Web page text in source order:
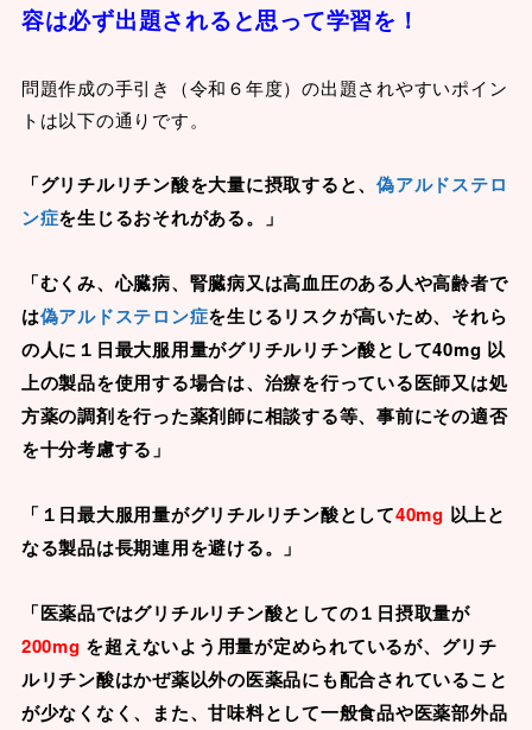
容は必ず出題されると思って学習を！
問題作成の手引き（令和６年度）の出題されやすいポイン
トは以下の通りです。
「グリチルリチン酸を大量に摂取すると、偽アルドステロ
ン症を生じるおそれがある。」
「むくみ、心臓病、腎臓病又は高血圧のある人や高齢者で
は偽アルドステロン症を生じるリスクが高いため、それら
の人に１日最大服用量がグリチルリチン酸として40mg 以
上の製品を使用する場合は、治療を行っている医師又は処
方薬の調剤を行った薬剤師に相談する等、事前にその適否
を十分考慮する」
「１日最大服用量がグリチルリチン酸として40mg 以上と
なる製品は長期連用を避ける。」
「医薬品ではグリチルリチン酸としての１日摂取量が
200mg を超えないよう用量が定められているが、グリチ
ルリチン酸はかぜ薬以外の医薬品にも配合されていること
が少なくなく、また、甘味料として一般食品や医薬部外品